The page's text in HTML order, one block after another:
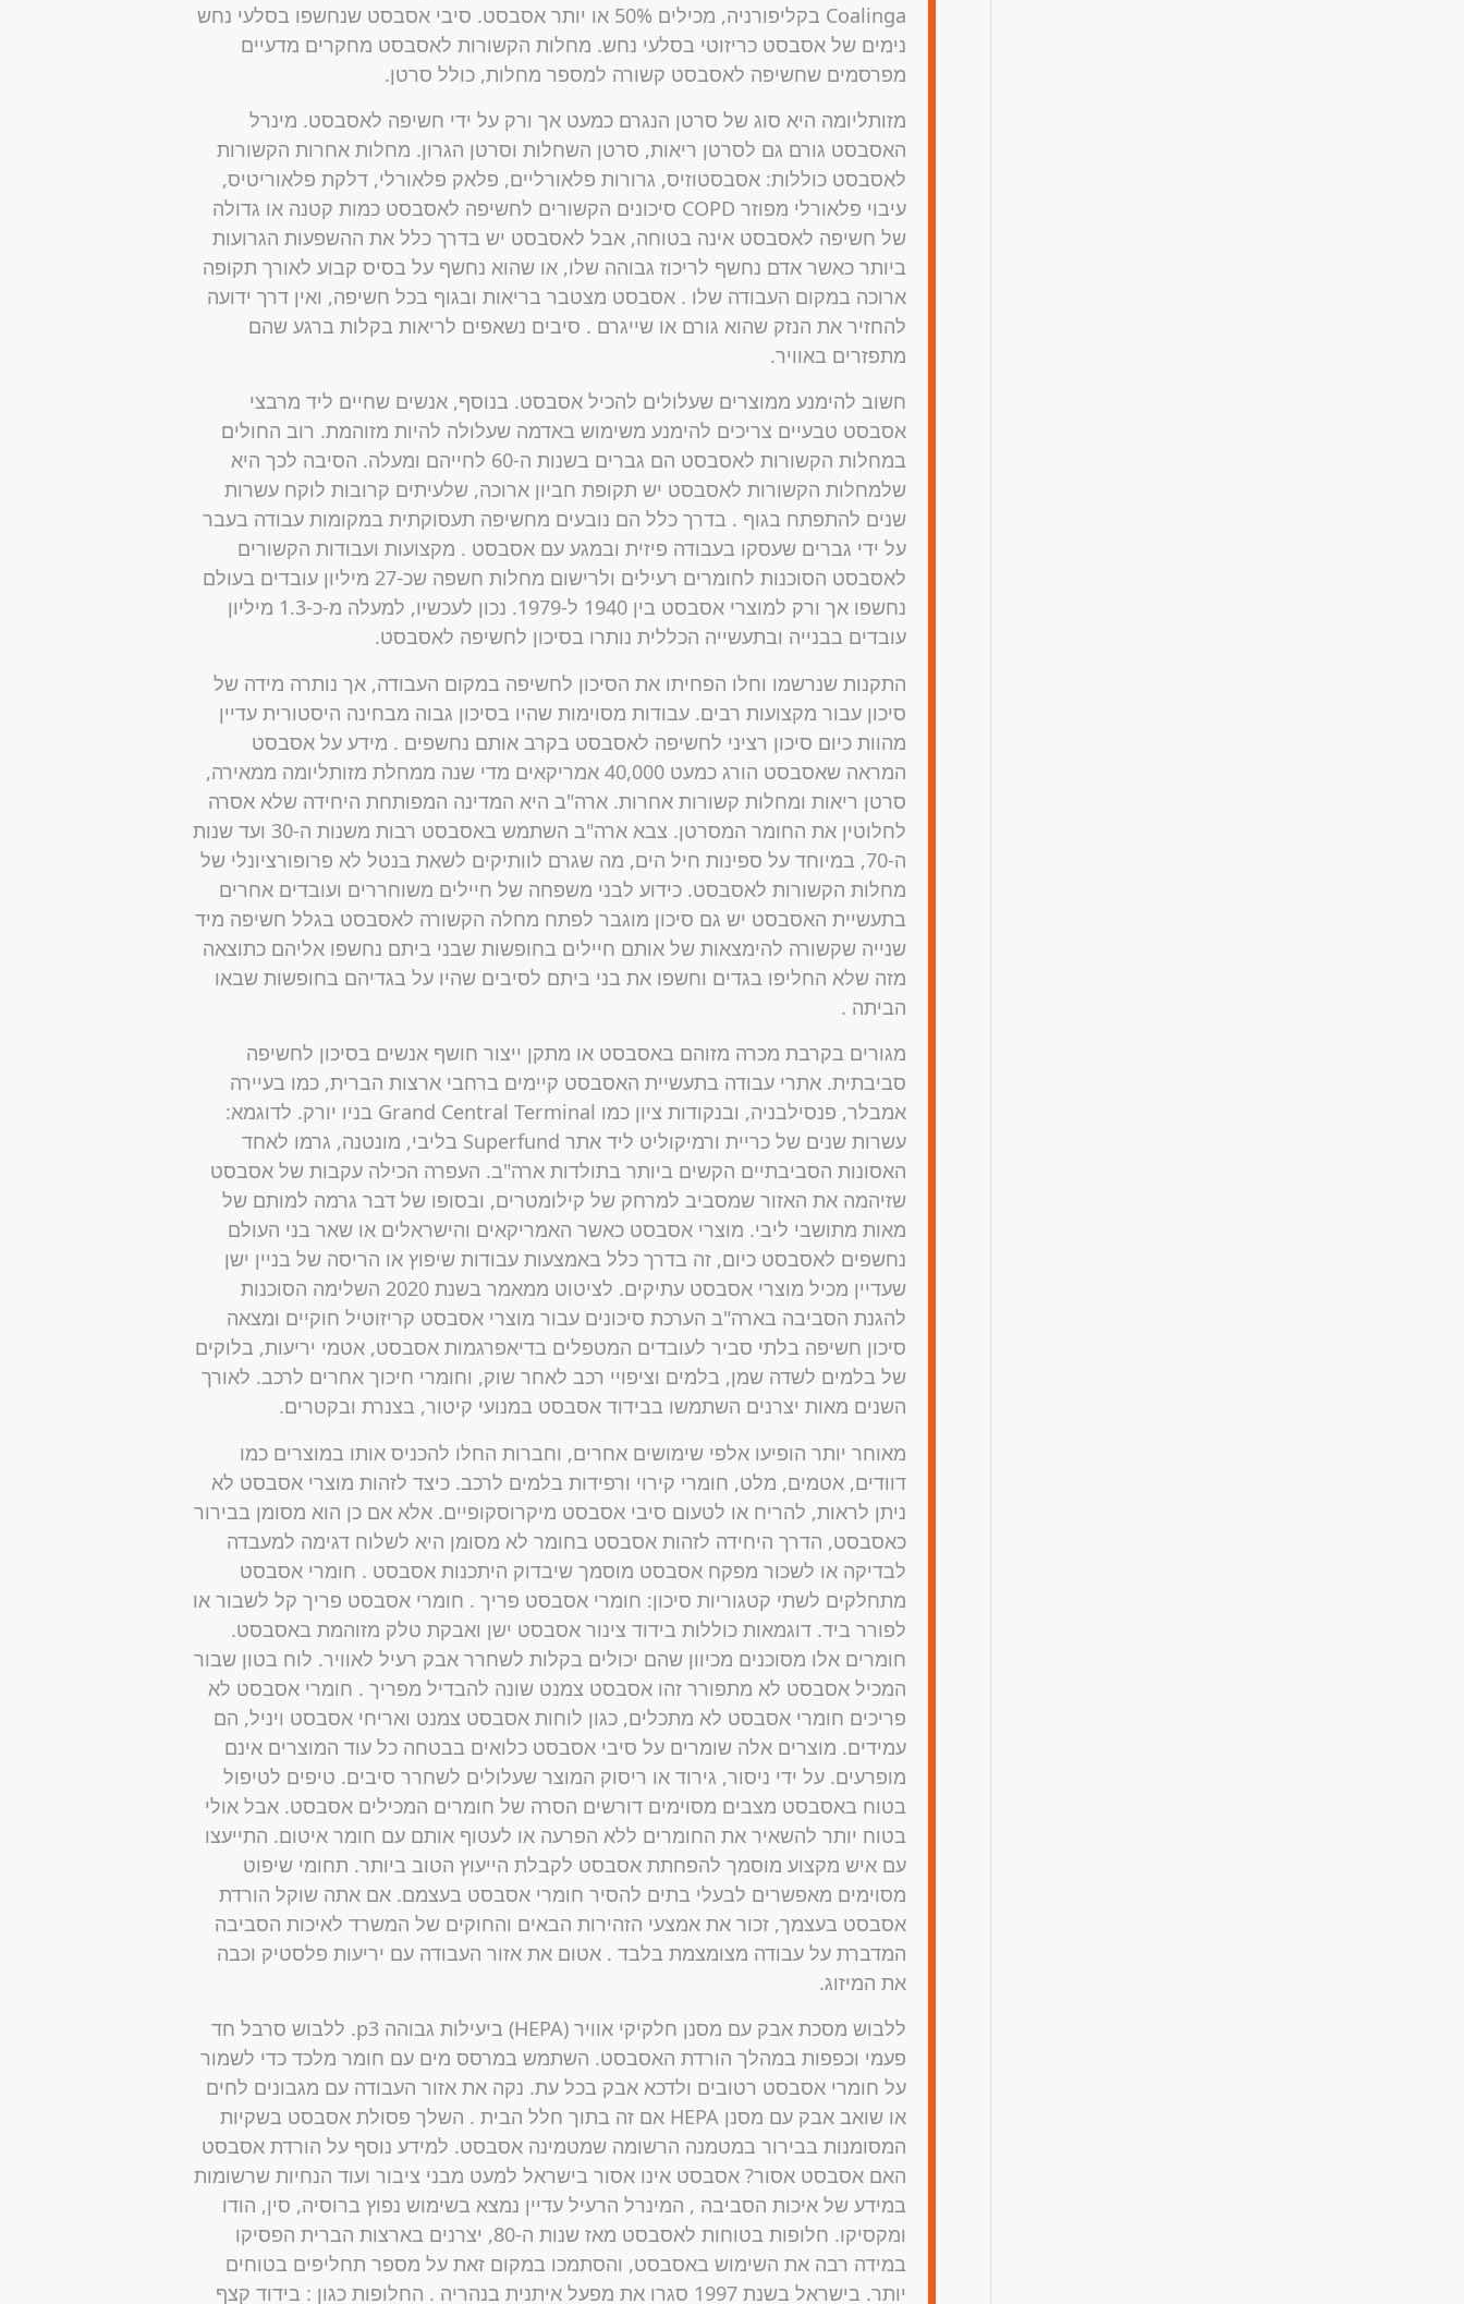
Coalinga בקליפורניה, מכילים 50% או יותר אסבסט. סיבי אסבסט שנחשפו בסלעי נחש
נימים של אסבסט כריזוטי בסלעי נחש. מחלות הקשורות לאסבסט מחקרים מדעיים
מפרסמים שחשיפה לאסבסט קשורה למספר מחלות, כולל סרטן.
מזותליומה היא סוג של סרטן הנגרם כמעט אך ורק על ידי חשיפה לאסבסט. מינרל
האסבסט גורם גם לסרטן ריאות, סרטן השחלות וסרטן הגרון. מחלות אחרות הקשורות
לאסבסט כוללות: אסבסטוזיס, גרורות פלאורליים, פלאק פלאורלי, דלקת פלאוריטיס,
עיבוי פלאורלי מפוזר COPD סיכונים הקשורים לחשיפה לאסבסט כמות קטנה או גדולה
של חשיפה לאסבסט אינה בטוחה, אבל לאסבסט יש בדרך כלל את ההשפעות הגרועות
ביותר כאשר אדם נחשף לריכוז גבוהה שלו, או שהוא נחשף על בסיס קבוע לאורך תקופה
ארוכה במקום העבודה שלו . אסבסט מצטבר בריאות ובגוף בכל חשיפה, ואין דרך ידועה
להחזיר את הנזק שהוא גורם או שייגרם . סיבים נשאפים לריאות בקלות ברגע שהם
מתפזרים באוויר.
חשוב להימנע ממוצרים שעלולים להכיל אסבסט. בנוסף, אנשים שחיים ליד מרבצי
אסבסט טבעיים צריכים להימנע משימוש באדמה שעלולה להיות מזוהמת. רוב החולים
במחלות הקשורות לאסבסט הם גברים בשנות ה-60 לחייהם ומעלה. הסיבה לכך היא
שלמחלות הקשורות לאסבסט יש תקופת חביון ארוכה, שלעיתים קרובות לוקח עשרות
שנים להתפתח בגוף . בדרך כלל הם נובעים מחשיפה תעסוקתית במקומות עבודה בעבר
על ידי גברים שעסקו בעבודה פיזית ובמגע עם אסבסט . מקצועות ועבודות הקשורים
לאסבסט הסוכנות לחומרים רעילים ולרישום מחלות חשפה שכ-27 מיליון עובדים בעולם
נחשפו אך ורק למוצרי אסבסט בין 1940 ל-1979. נכון לעכשיו, למעלה מ-כ-1.3 מיליון
עובדים בבנייה ובתעשייה הכללית נותרו בסיכון לחשיפה לאסבסט.
התקנות שנרשמו וחלו הפחיתו את הסיכון לחשיפה במקום העבודה, אך נותרה מידה של
סיכון עבור מקצועות רבים. עבודות מסוימות שהיו בסיכון גבוה מבחינה היסטורית עדיין
מהוות כיום סיכון רציני לחשיפה לאסבסט בקרב אותם נחשפים . מידע על אסבסט
המראה שאסבסט הורג כמעט 40,000 אמריקאים מדי שנה ממחלת מזותליומה ממאירה,
סרטן ריאות ומחלות קשורות אחרות. ארה"ב היא המדינה המפותחת היחידה שלא אסרה
לחלוטין את החומר המסרטן. צבא ארה"ב השתמש באסבסט רבות משנות ה-30 ועד שנות
ה-70, במיוחד על ספינות חיל הים, מה שגרם לוותיקים לשאת בנטל לא פרופורציונלי של
מחלות הקשורות לאסבסט. כידוע לבני משפחה של חיילים משוחררים ועובדים אחרים
בתעשיית האסבסט יש גם סיכון מוגבר לפתח מחלה הקשורה לאסבסט בגלל חשיפה מיד
שנייה שקשורה להימצאות של אותם חיילים בחופשות שבני ביתם נחשפו אליהם כתוצאה
מזה שלא החליפו בגדים וחשפו את בני ביתם לסיבים שהיו על בגדיהם בחופשות שבאו
הביתה .
מגורים בקרבת מכרה מזוהם באסבסט או מתקן ייצור חושף אנשים בסיכון לחשיפה
סביבתית. אתרי עבודה בתעשיית האסבסט קיימים ברחבי ארצות הברית, כמו בעיירה
אמבלר, פנסילבניה, ובנקודות ציון כמו Grand Central Terminal בניו יורק. לדוגמא:
עשרות שנים של כריית ורמיקוליט ליד אתר Superfund בליבי, מונטנה, גרמו לאחד
האסונות הסביבתיים הקשים ביותר בתולדות ארה"ב. העפרה הכילה עקבות של אסבסט
שזיהמה את האזור שמסביב למרחק של קילומטרים, ובסופו של דבר גרמה למותם של
מאות מתושבי ליבי. מוצרי אסבסט כאשר האמריקאים והישראלים או שאר בני העולם
נחשפים לאסבסט כיום, זה בדרך כלל באמצעות עבודות שיפוץ או הריסה של בניין ישן
שעדיין מכיל מוצרי אסבסט עתיקים. לציטוט ממאמר בשנת 2020 השלימה הסוכנות
להגנת הסביבה בארה"ב הערכת סיכונים עבור מוצרי אסבסט קריזוטיל חוקיים ומצאה
סיכון חשיפה בלתי סביר לעובדים המטפלים בדיאפרגמות אסבסט, אטמי יריעות, בלוקים
של בלמים לשדה שמן, בלמים וציפויי רכב לאחר שוק, וחומרי חיכוך אחרים לרכב. לאורך
השנים מאות יצרנים השתמשו בבידוד אסבסט במנועי קיטור, בצנרת ובקטרים.
מאוחר יותר הופיעו אלפי שימושים אחרים, וחברות החלו להכניס אותו במוצרים כמו
דוודים, אטמים, מלט, חומרי קירוי ורפידות בלמים לרכב. כיצד לזהות מוצרי אסבסט לא
ניתן לראות, להריח או לטעום סיבי אסבסט מיקרוסקופיים. אלא אם כן הוא מסומן בבירור
כאסבסט, הדרך היחידה לזהות אסבסט בחומר לא מסומן היא לשלוח דגימה למעבדה
לבדיקה או לשכור מפקח אסבסט מוסמך שיבדוק היתכנות אסבסט . חומרי אסבסט
מתחלקים לשתי קטגוריות סיכון: חומרי אסבסט פריך . חומרי אסבסט פריך קל לשבור או
לפורר ביד. דוגמאות כוללות בידוד צינור אסבסט ישן ואבקת טלק מזוהמת באסבסט.
חומרים אלו מסוכנים מכיוון שהם יכולים בקלות לשחרר אבק רעיל לאוויר. לוח בטון שבור
המכיל אסבסט לא מתפורר זהו אסבסט צמנט שונה להבדיל מפריך . חומרי אסבסט לא
פריכים חומרי אסבסט לא מתכלים, כגון לוחות אסבסט צמנט ואריחי אסבסט ויניל, הם
עמידים. מוצרים אלה שומרים על סיבי אסבסט כלואים בבטחה כל עוד המוצרים אינם
מופרעים. על ידי ניסור, גירוד או ריסוק המוצר שעלולים לשחרר סיבים. טיפים לטיפול
בטוח באסבסט מצבים מסוימים דורשים הסרה של חומרים המכילים אסבסט. אבל אולי
בטוח יותר להשאיר את החומרים ללא הפרעה או לעטוף אותם עם חומר איטום. התייעצו
עם איש מקצוע מוסמך להפחתת אסבסט לקבלת הייעוץ הטוב ביותר. תחומי שיפוט
מסוימים מאפשרים לבעלי בתים להסיר חומרי אסבסט בעצמם. אם אתה שוקל הורדת
אסבסט בעצמך, זכור את אמצעי הזהירות הבאים והחוקים של המשרד לאיכות הסביבה
המדברת על עבודה מצומצמת בלבד . אטום את אזור העבודה עם יריעות פלסטיק וכבה
את המיזוג.
ללבוש מסכת אבק עם מסנן חלקיקי אוויר (HEPA) ביעילות גבוהה p3. ללבוש סרבל חד
פעמי וכפפות במהלך הורדת האסבסט. השתמש במרסס מים עם חומר מלכד כדי לשמור
על חומרי אסבסט רטובים ולדכא אבק בכל עת. נקה את אזור העבודה עם מגבונים לחים
או שואב אבק עם מסנן HEPA אם זה בתוך חלל הבית . השלך פסולת אסבסט בשקיות
המסומנות בבירור במטמנה הרשומה שמטמינה אסבסט. למידע נוסף על הורדת אסבסט
האם אסבסט אסור? אסבסט אינו אסור בישראל למעט מבני ציבור ועוד הנחיות שרשומות
במידע של איכות הסביבה , המינרל הרעיל עדיין נמצא בשימוש נפוץ ברוסיה, סין, הודו
ומקסיקו. חלופות בטוחות לאסבסט מאז שנות ה-80, יצרנים בארצות הברית הפסיקו
במידה רבה את השימוש באסבסט, והסתמכו במקום זאת על מספר תחליפים בטוחים
יותר. בישראל בשנת 1997 סגרו את מפעל איתנית בנהריה . החלופות כגון : בידוד קצף